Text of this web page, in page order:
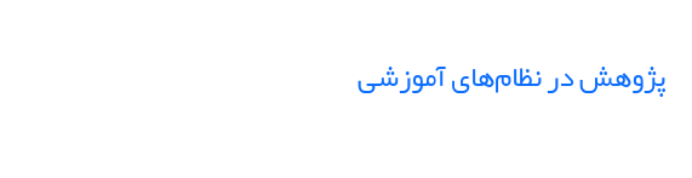
پژوهش در نظام‌های آموزشی